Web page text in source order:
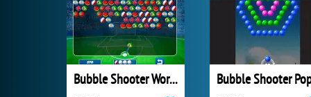
Bubble Shooter World Cup Bubble Shooter